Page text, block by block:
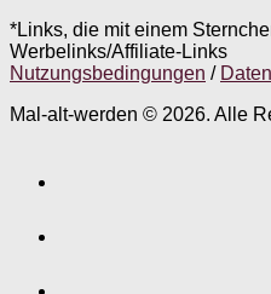
*Links, die mit einem
Werbelinks/Affiliate-Links
Nutzungsbedingungen /
Mal-alt-werden © 2026. Alle